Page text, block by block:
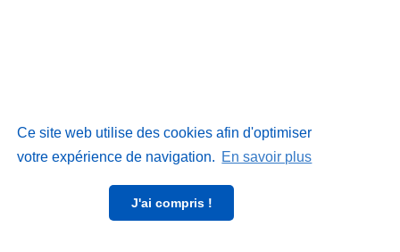
Ce site web utilise des cookies afin d'optimiser
votre expérience de navigation. En savoir plus
J'ai compris !